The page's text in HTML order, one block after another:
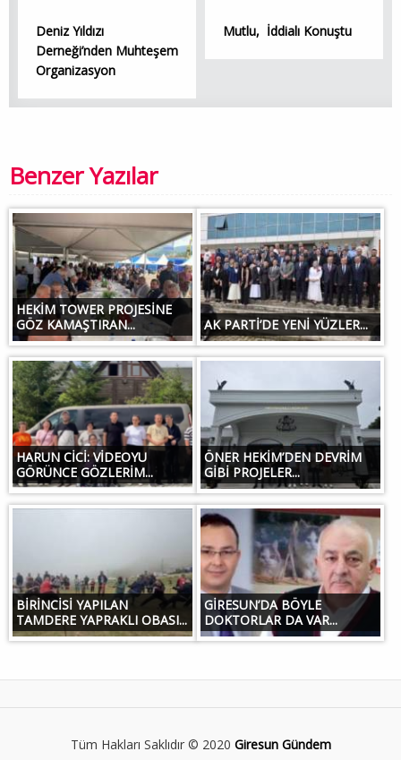
Deniz Yıldızı
Derneği’nden Muhteşem
Organizasyon
Mutlu, İddialı Konuştu
Benzer Yazılar
HEKİM TOWER PROJESİNE
GÖZ KAMAŞTIRAN...
AK PARTİ’DE YENİ YÜZLER...
HARUN CİCİ: VİDEOYU
GÖRÜNCE GÖZLERİM...
ÖNER HEKİM’DEN DEVRİM
GİBİ PROJELER...
BİRİNCİSİ YAPILAN
TAMDERE YAPRAKLI OBASI...
GİRESUN’DA BÖYLE
DOKTORLAR DA VAR...
Tüm Hakları Saklıdır © 2020 Giresun Gündem